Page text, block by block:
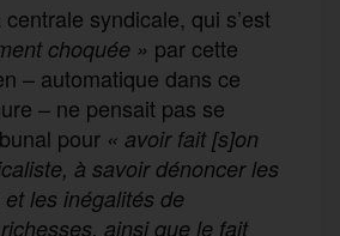
syndicale, qui s’est
choquée » par cette
– automatique dans ce
– ne pensait pas se
pour « avoir fait [s]on
à savoir dénoncer les
les inégalités de
ainsi que le fait